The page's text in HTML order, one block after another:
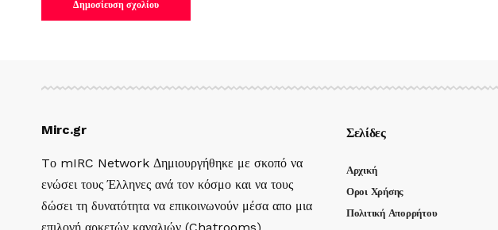
Mirc.gr
Tο mIRC Network Δημιουργήθηκε με σκοπό να
ενώσει τους Έλληνες ανά τον κόσμο και να τους
δώσει τη δυνατότητα να επικοινωνούν μέσα απο μια
Σελίδες
Αρχική
Οροι Χρήσης
Πολιτική Απορρήτου